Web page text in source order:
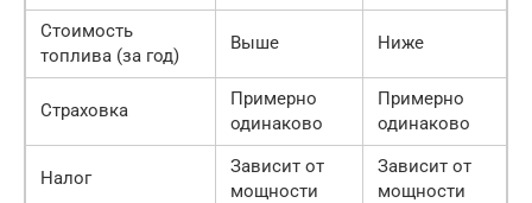
Стоимость
топлива (за год)
Выше Ниже
Страховка
Примерно
одинаково
Примерно
одинаково
Налог
Зависит от
мощности
Зависит от
мощности